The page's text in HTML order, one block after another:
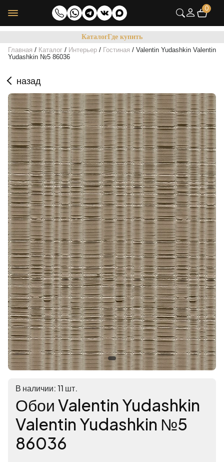
0
КаталогГде купить
Главная / Каталог / Интерьер / Гостиная / Valentin Yudashkin Valentin
Yudashkin №5 86036
назад
В наличии: 11 шт.
Обои Valentin Yudashkin
Valentin Yudashkin №5
86036